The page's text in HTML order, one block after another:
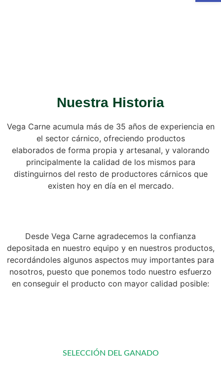
Nuestra Historia
Vega Carne acumula más de 35 años de experiencia en
el sector cárnico, ofreciendo productos
elaborados de forma propia y artesanal, y valorando
principalmente la calidad de los mismos para
distinguirnos del resto de productores cárnicos que
existen hoy en día en el mercado.
Desde Vega Carne agradecemos la confianza
depositada en nuestro equipo y en nuestros productos,
recordándoles algunos aspectos muy importantes para
nosotros, puesto que ponemos todo nuestro esfuerzo
en conseguir el producto con mayor calidad posible:
SELECCIÓN DEL GANADO